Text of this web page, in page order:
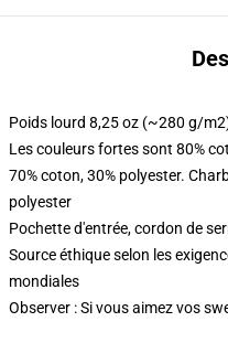
Poids lourd 8,25 oz (~280 g/
Les couleurs fortes sont 80%
70% coton, 30% polyester.
polyester
Pochette d'entrée, cordon de
Source éthique selon les
mondiales
Observer : Si vous aimez vos